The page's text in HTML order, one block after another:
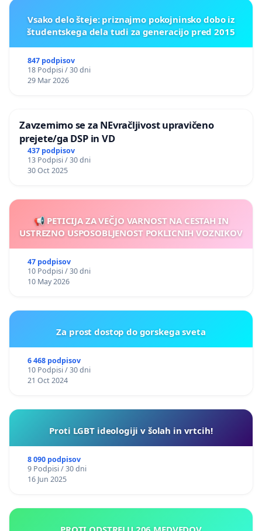
Vsako delo šteje: priznajmo pokojninsko dobo iz
študentskega dela tudi za generacijo pred 2015
847 podpisov
18 Podpisi / 30 dni
29 Mar 2026
Zavzemimo se za NEvračljivost upravičeno
prejete/ga DSP in VD
437 podpisov
13 Podpisi / 30 dni
30 Oct 2025
📢 PETICIJA ZA VEČJO VARNOST NA CESTAH IN
USTREZNO USPOSOBLJENOST POKLICNIH VOZNIKOV
47 podpisov
10 Podpisi / 30 dni
10 May 2026
Za prost dostop do gorskega sveta
6 468 podpisov
10 Podpisi / 30 dni
21 Oct 2024
Proti LGBT ideologiji v šolah in vrtcih!
8 090 podpisov
9 Podpisi / 30 dni
16 Jun 2025